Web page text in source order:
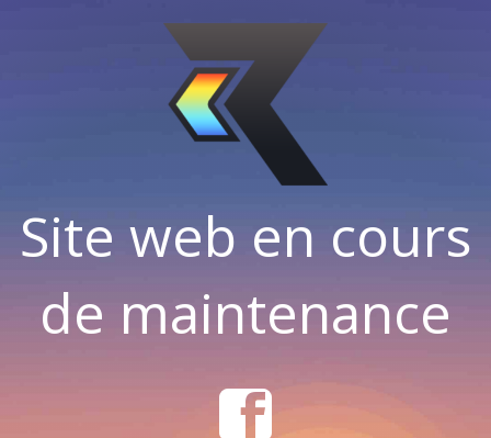
Site web en cours
de maintenance